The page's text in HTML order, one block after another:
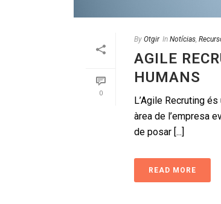
0
By Otgir In Notícias,
AGILE
HUMANS
L’Agile Recruting
àrea de l’empresa
de posar [...]
READ MORE